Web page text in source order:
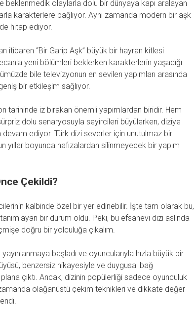
beklenmedik olaylarla dolu bir dünyaya kapı aralayan
karakterlere bağlıyor. Aynı zamanda modern bir aşk
hitap ediyor.
itibaren “Bir Garip Aşk” büyük bir hayran kitlesi
yeni bölümleri beklerken karakterlerin yaşadığı
bile televizyonun en sevilen yapımları arasında
bir etkileşim sağlıyor.
tarihinde iz bırakan önemli yapımlardan biridir. Hem
dolu senaryosuyla seyircileri büyülerken, diziye
ediyor. Türk dizi severler için unutulmaz bir
yıllar boyunca hafızalardan silinmeyecek bir yapım
Çekildi?
kalbinde özel bir yer edinebilir. İşte tam olarak bu,
tanımlayan bir durum oldu. Peki, bu efsanevi dizi aslında
doğru bir yolculuğa çıkalım.
yayınlanmaya başladı ve oyuncularıyla hızla büyük bir
benzersiz hikayesiyle ve duygusal bağ
çıktı. Ancak, dizinin popülerliği sadece oyunculuk
olağanüstü çekim teknikleri ve dikkate değer